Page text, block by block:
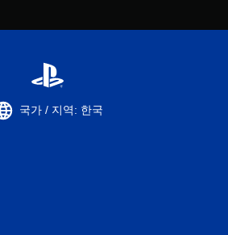
국가 / 지역: 한국